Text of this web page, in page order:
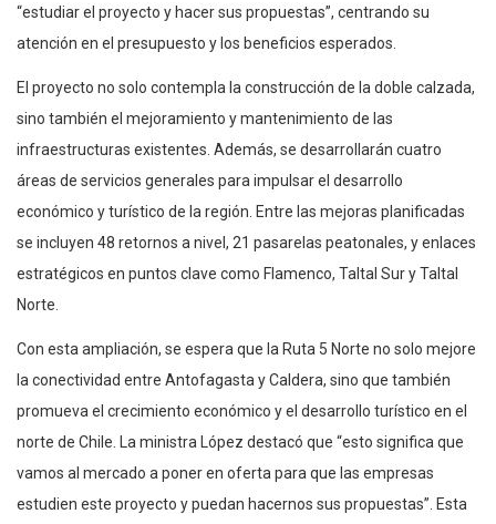
“estudiar el proyecto y hacer sus propuestas”, centrando su
atención en el presupuesto y los beneficios esperados.
El proyecto no solo contempla la construcción de la doble calzada,
sino también el mejoramiento y mantenimiento de las
infraestructuras existentes. Además, se desarrollarán cuatro
áreas de servicios generales para impulsar el desarrollo
económico y turístico de la región. Entre las mejoras planificadas
se incluyen 48 retornos a nivel, 21 pasarelas peatonales, y enlaces
estratégicos en puntos clave como Flamenco, Taltal Sur y Taltal
Norte.
Con esta ampliación, se espera que la Ruta 5 Norte no solo mejore
la conectividad entre Antofagasta y Caldera, sino que también
promueva el crecimiento económico y el desarrollo turístico en el
norte de Chile. La ministra López destacó que “esto significa que
vamos al mercado a poner en oferta para que las empresas
estudien este proyecto y puedan hacernos sus propuestas”. Esta